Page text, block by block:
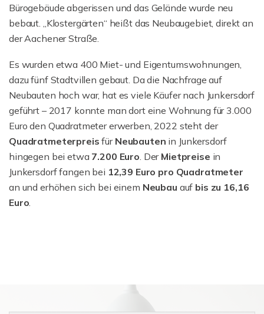
Bürogebäude abgerissen und das Gelände wurde neu
bebaut. „Klostergärten“ heißt das Neubaugebiet, direkt an
der Aachener Straße.
Es wurden etwa 400 Miet- und Eigentumswohnungen,
dazu fünf Stadtvillen gebaut. Da die Nachfrage auf
Neubauten hoch war, hat es viele Käufer nach Junkersdorf
geführt – 2017 konnte man dort eine Wohnung für 3.000
Euro den Quadratmeter erwerben, 2022 steht der
Quadratmeterpreis für Neubauten in Junkersdorf
hingegen bei etwa 7.200 Euro. Der Mietpreise in
Junkersdorf fangen bei 12,39 Euro pro Quadratmeter
an und erhöhen sich bei einem Neubau auf bis zu 16,16
Euro.